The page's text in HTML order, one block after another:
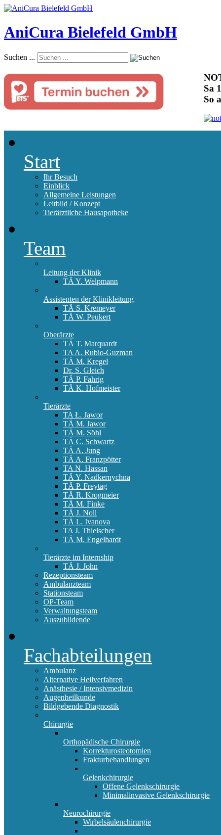
AniCura Bielefeld GmbH
Suchen ...
Sa
So
Start
Ihr Besuch
Einblick
Allgemeine Leistungen
Leitbild / Konzept
Tierärztliche Hausapotheke
Team
Leitung der Klinik
TÄ Y. Welpmann
Assistenten der Klinikleitung
TÄ S. Kremeyer
TÄ W. Peukert
Oberärzte
TÄ T. Marquardt
TA A. Rubio-Guzman
TÄ M. Kregel
Dr. S. Gleich
TÄ P. Fahrig
TÄ K. Hofmeister
Tierärzte
TA Ł. Jawor
TÄ M. Jawor
TÄ M. Söhl
TÄ C. Schwartz
TÄ A. Jung
TÄ A. Franzpötter
TA N. Hassan
TÄ Y. Nadkernychna
TÄ P. Freytag
TÄ R. Krogmeier
TÄ M. Finke
TÄ J. Noll
TÄ L. Ivanova
TA J. Thielscher
TÄ M. Engelhardt
Tierärzte im Internship
TÄ J. John
Rezeptionsteam
Ambulanzteam
Stationsteam
OP-Team
Verwaltungsteam
Auszubildende
Fachabteilungen
Ambulanz
Alternative Heilverfahren
Anästhesie / Intensivmedizin
Augenheilkunde
Bildgebende Diagnostik
Chirurgie
Orthopädische Chirurgie
Korrekturosteotomien
Frakturbehandlungen
Gelenkchirurgie
Offene Gelenkschirurgie
Minimalinvasive Gelenkschirurgie
Neurochirurgie
Wirbelsäulenchirurgie